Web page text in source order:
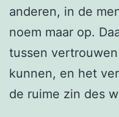
anderen, in de
noem maar op.
tussen
kunnen, en het
de ruime zin des